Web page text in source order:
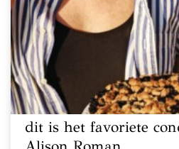
dit is het favoriete